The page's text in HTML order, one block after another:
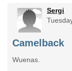
Sergi
Camelback
Wuenas.